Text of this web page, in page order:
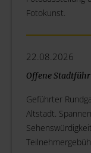
Fotokunst.
22.08.2026
Offene
Geführter
Altstadt.